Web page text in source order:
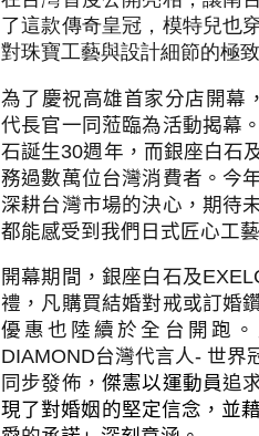
了這款傳奇皇冠，模特兒也
對珠寶工藝與設計細節的極致
為了慶祝高雄首家分店開幕
代長官一同蒞臨為活動揭幕
石誕生30週年，而銀座白石
務過數萬位台灣消費者。今
深耕台灣市場的決心，期待
都能感受到我們日式匠心工
開幕期間，銀座白石及
禮，凡購買結婚對戒或訂婚
優惠也陸續於全台開跑
DIAMOND台灣代言人- 世界
同步發佈， 傑憲以運動員追
現了對婚姻的堅定信念，並